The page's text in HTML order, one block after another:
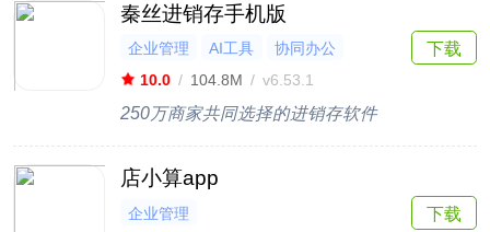
秦丝进销存手机版
企业管理 AI工具
协同办公
10.0 / 104.8M / v6.53.1
250万商家共同选择的进销存软件
下载
店小算app
企业管理
下载